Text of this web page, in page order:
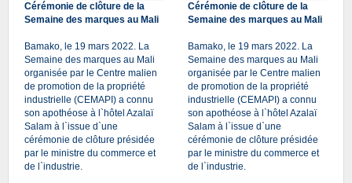
Cérémonie de clôture de la
Semaine des marques au Mali
Bamako, le 19 mars 2022. La
Semaine des marques au Mali
organisée par le Centre malien
de promotion de la propriété
industrielle (CEMAPI) a connu
son apothéose à l`hôtel Azalaï
Salam à l`issue d`une
cérémonie de clôture présidée
par le ministre du commerce et
de l`industrie.
Cérémonie de clôture de la
Semaine des marques au Mali
Bamako, le 19 mars 2022. La
Semaine des marques au Mali
organisée par le Centre malien
de promotion de la propriété
industrielle (CEMAPI) a connu
son apothéose à l`hôtel Azalaï
Salam à l`issue d`une
cérémonie de clôture présidée
par le ministre du commerce et
de l`industrie.